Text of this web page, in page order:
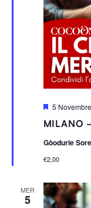
MILANO
S
g
a
a
i
5
Gòodurie
€2,00
MER
5